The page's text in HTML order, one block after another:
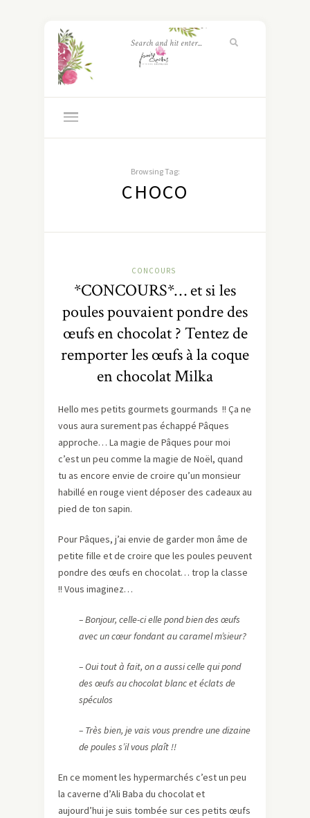
Browsing Tag:
CHOCO
CONCOURS
*CONCOURS*… et si les
poules pouvaient pondre des
œufs en chocolat ? Tentez de
remporter les œufs à la coque
en chocolat Milka
Hello mes petits gourmets gourmands !! Ça ne
vous aura surement pas échappé Pâques
approche… La magie de Pâques pour moi
c’est un peu comme la magie de Noël, quand
tu as encore envie de croire qu’un monsieur
habillé en rouge vient déposer des cadeaux au
pied de ton sapin.
Pour Pâques, j’ai envie de garder mon âme de
petite fille et de croire que les poules peuvent
pondre des œufs en chocolat… trop la classe
!! Vous imaginez…
– Bonjour, celle-ci elle pond bien des œufs
avec un cœur fondant au caramel m’sieur?
– Oui tout à fait, on a aussi celle qui pond
des œufs au chocolat blanc et éclats de
spéculos
– Très bien, je vais vous prendre une dizaine
de poules s’il vous plaît !!
En ce moment les hypermarchés c’est un peu
la caverne d’Ali Baba du chocolat et
aujourd’hui je suis tombée sur ces petits œufs